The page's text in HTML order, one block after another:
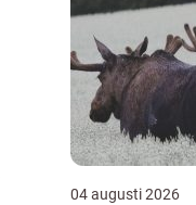
04 augusti 2026